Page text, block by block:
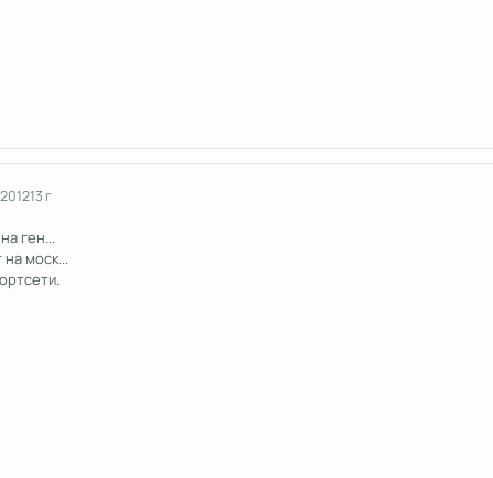
13 г
ген...
моск...